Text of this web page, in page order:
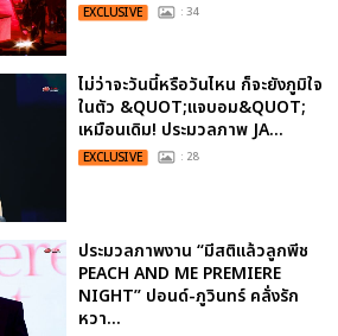
EXCLUSIVE : 34
ไม่ว่าจะวันนี้หรือวันไหน ก็จะยังภูมิใจ
ในตัว &QUOT;แจบอม&QUOT;
เหมือนเดิม! ประมวลภาพ JA...
EXCLUSIVE : 28
ประมวลภาพงาน “มีสติแล้วลูกพีช
PEACH AND ME PREMIERE
NIGHT” ปอนด์-ภูวินทร์ คลั่งรัก
หวา...